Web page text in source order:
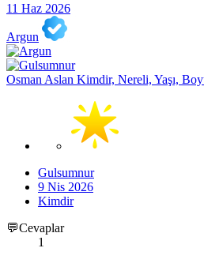
11 Haz 2026
Argun
Osman Aslan Kimdir, Nereli, Yaşı,
Gulsumnur
9 Nis 2026
Kimdir
💬Cevaplar
1